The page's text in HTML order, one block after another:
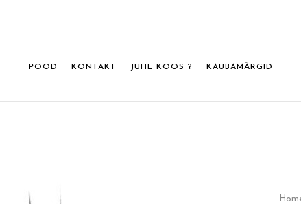
POOD KONTAKT JUHE KOOS ? KAUBAMÄRGID